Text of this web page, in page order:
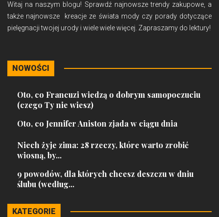
Witaj na naszym blogu! Sprawdź najnowsze trendy zakupowe, a
także najnowsze kreacje ze świata mody czy porady dotyczące
pielęgnacji twojej urody i wiele wiele więcej. Zapraszamy do lektury!
NOWOŚCI
Oto, co Francuzi wiedzą o dobrym samopoczuciu
(czego Ty nie wiesz)
Oto, co Jennifer Aniston zjada w ciągu dnia
Niech żyje zima: 28 rzeczy, które warto zrobić
wiosną, by...
9 powodów, dla których chcesz deszczu w dniu
ślubu (według...
KATEGORIE